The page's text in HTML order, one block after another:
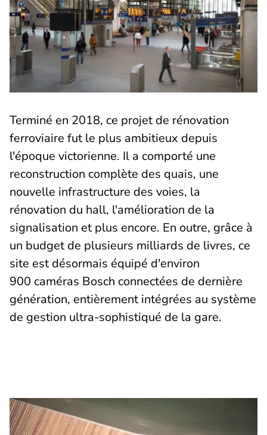
Terminé en 2018, ce projet de rénovation
ferroviaire fut le plus ambitieux depuis
l'époque victorienne. Il a comporté une
reconstruction complète des quais, une
nouvelle infrastructure des voies, la
rénovation du hall, l'amélioration de la
signalisation et plus encore. En outre, grâce à
un budget de plusieurs milliards de livres, ce
site est désormais équipé d'environ
900 caméras Bosch connectées de dernière
génération, entièrement intégrées au système
de gestion ultra-sophistiqué de la gare.